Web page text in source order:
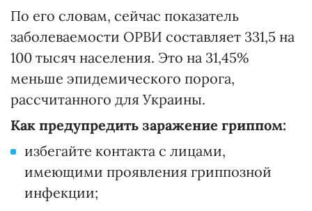
По его словам, сейчас показатель
заболеваемости ОРВИ составляет 331,5 на
100 тысяч населения. Это на 31,45%
меньше эпидемического порога,
рассчитанного для Украины.
Как предупредить заражение гриппом:
избегайте контакта с лицами,
имеющими проявления гриппозной
инфекции;